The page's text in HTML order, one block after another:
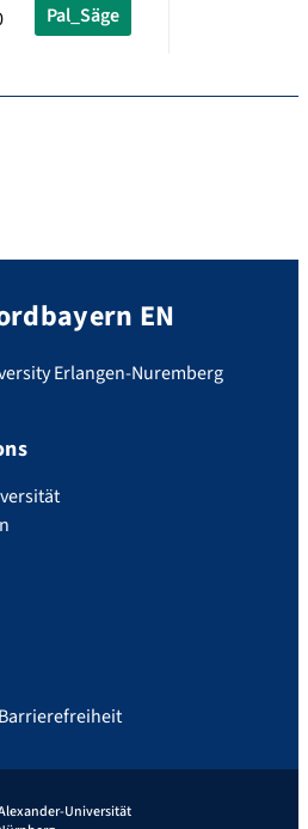
Pal_Säge
EN
Erlangen-Nuremberg
Barrierefreiheit
Universität